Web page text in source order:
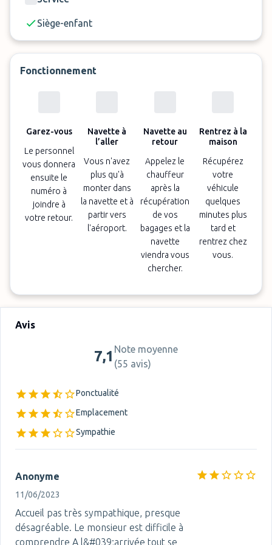
Un supplément de
d’arrivée/départ entre 21h et 7h du matin et les
Siège-enfant
Fonctionnement
Garez-vous
Le personnel
vous donnera
ensuite le
numéro à
joindre à
votre retour.
Navette à
l’aller
Vous n'avez
plus qu'à
monter dans
la navette et à
partir vers
l'aéroport.
Navette au
retour
Appelez le
chauffeur
après la
récupération
de vos
bagages et la
navette
viendra vous
chercher.
Rentrez à la
maison
Récupérez
votre
véhicule
quelques
minutes plus
tard et
rentrez chez
vous.
Avis
7,1 Note moyenne
(55 avis)
Ponctualité
Emplacement
Sympathie
Anonyme
11/06/2023
Accueil pas très sympathique, presque
désagréable. Le monsieur est difficile à
comprendre A l&#039;arrivée tout se